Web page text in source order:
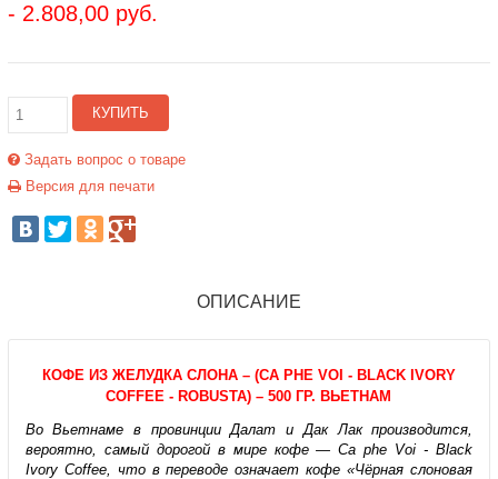
- 2.808,00 руб.
КУПИТЬ
Задать вопрос о товаре
Версия для печати
ОПИСАНИЕ
КОФЕ ИЗ ЖЕЛУДКА СЛОНА – (CA PHE VOI - BLACK IVORY
COFFEE - ROBUSTA) – 500 ГР. ВЬЕТНАМ
Во Вьетнаме в провинции Далат и Дак Лак производится,
вероятно, самый дорогой в мире кофе — Ca phe Voi - Black
Ivory Coffee, что в переводе означает кофе «Чёрная слоновая